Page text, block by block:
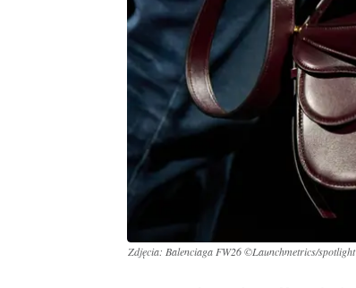
Zdjęcia: Balenciaga FW26 ©Launchmetrics/spotlight